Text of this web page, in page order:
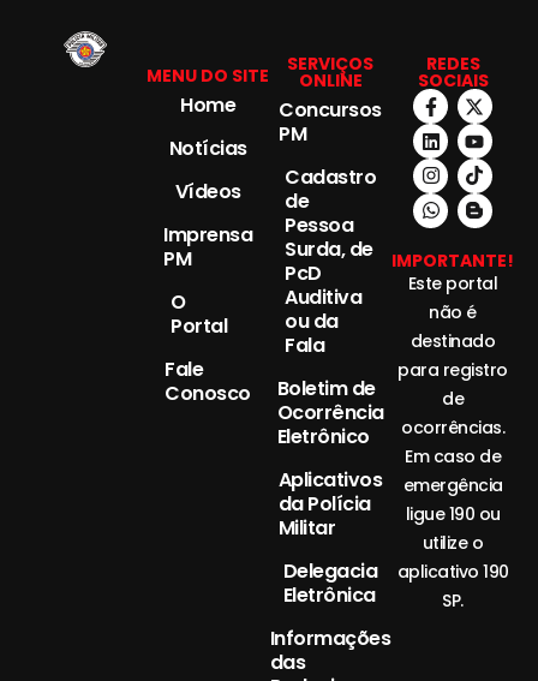
MENU DO SITE
Home
Notícias
Vídeos
Imprensa
PM
O
Portal
Fale
Conosco
SERVIÇOS
ONLINE
Concursos
PM
Cadastro
de
Pessoa
Surda, de
PcD
Auditiva
ou da
Fala
Boletim de
Ocorrência
Eletrônico
Aplicativos
da Polícia
Militar
Delegacia
Eletrônica
Informações
das
REDES
SOCIAIS
IMPORTANTE!
Este portal
não é
destinado
para registro
de
ocorrências.
Em caso de
emergência
ligue 190 ou
utilize o
aplicativo 190
SP.